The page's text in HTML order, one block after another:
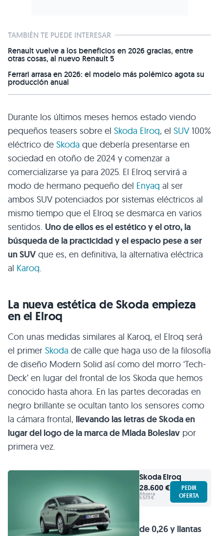
TAMBIÉN TE PUEDE INTERESAR
Renault vuelve a los beneficios en 2026 gracias, entre
otras cosas, al nuevo Renault 5
Ferrari arrasa en 2026: el modelo más polémico agota su
producción anual
Durante los últimos meses hemos estado viendo
pequeños teasers sobre el Skoda Elroq, el SUV100%
eléctrico de Skoda que debería presentarse en
sociedad en otoño de 2024 y comenzar a
comercializarse ya para 2025. El Elroq servirá a
modo de hermano pequeño del Enyaq al ser
ambos SUV potenciados por sistemas eléctricos al
mismo tiempo que el Elroq se desmarca en varios
sentidos. Uno de ellos es el estético y el otro, la
búsqueda de la practicidad y el espacio pese a ser
un SUV que es, en definitiva, la alternativa eléctrica
al Karoq.
La nueva estética de Skoda empieza
en el Elroq
Con unas medidas similares al Karoq, el Elroq será
el primer Skoda de calle que haga uso de la filosofía
de diseño Modern Solid así como del morro ‘Tech-
Deck’ en lugar del frontal de los Skoda que hemos
conocido hasta ahora. En las partes decoradas en
negro brillante se ocultan tanto los sensores como
la cámara frontal, llevando las letras de Skoda en
lugar del logo de la marca de Mlada Boleslav por
primera vez.
SkodaElroq
28.600 €
Ahorra
5.573 €
PEDIR
OFERTA
coeficiente aerodinámico de 0,26 y llantas